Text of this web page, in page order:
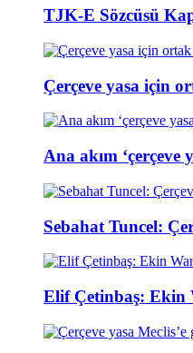
TJK-E Sözcüsü
Çerçeve yasa için
Ana akım ‘çerçeve
Sebahat Tuncel:
Elif Çetinbaş: Ekin